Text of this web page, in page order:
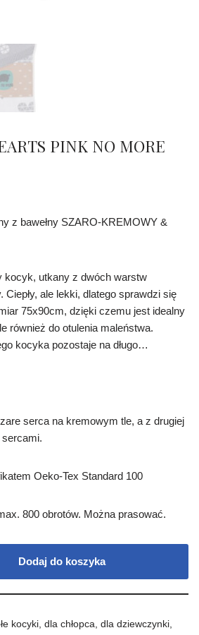
PINK NO MORE
z bawełny SZARO-KREMOWY &
kocyk, utkany z dwóch warstw
Ciepły, ale lekki, dlatego sprawdzi się
75x90cm, dzięki czemu jest idealny
również do otulenia maleństwa.
kocyka pozostaje na długo…
serca na kremowym tle, a z drugiej
Oeko-Tex Standard 100
800 obrotów. Można prasować.
Dodaj do koszyka
kocyki, dla chłopca, dla dziewczynki,